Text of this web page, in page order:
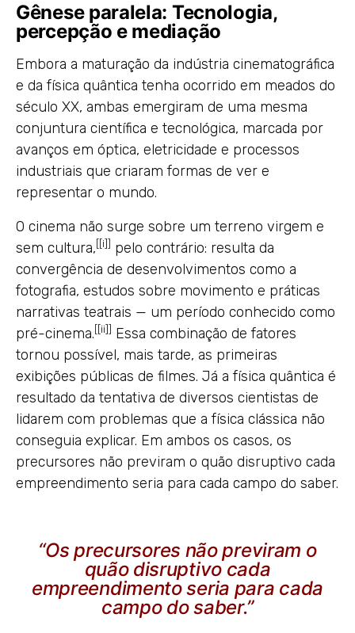
Gênese paralela: Tecnologia,
percepção e mediação
Embora a maturação da indústria cinematográfica
e da física quântica tenha ocorrido em meados do
século XX, ambas emergiram de uma mesma
conjuntura científica e tecnológica, marcada por
avanços em óptica, eletricidade e processos
industriais que criaram formas de ver e
representar o mundo.
O cinema não surge sobre um terreno virgem e
sem cultura,[[i]] pelo contrário: resulta da
convergência de desenvolvimentos como a
fotografia, estudos sobre movimento e práticas
narrativas teatrais — um período conhecido como
pré-cinema.[[ii]] Essa combinação de fatores
tornou possível, mais tarde, as primeiras
exibições públicas de filmes. Já a física quântica é
resultado da tentativa de diversos cientistas de
lidarem com problemas que a física clássica não
conseguia explicar. Em ambos os casos, os
precursores não previram o quão disruptivo cada
empreendimento seria para cada campo do saber.
“Os precursores não previram o
quão disruptivo cada
empreendimento seria para cada
campo do saber.”